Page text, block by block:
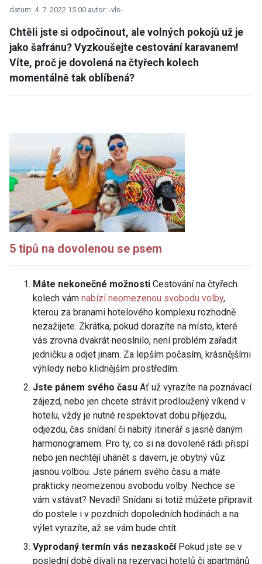
datum: 4. 7. 2022 15:00 autor: -vls-
Chtěli jste si odpočinout, ale volných pokojů už je
jako šafránu? Vyzkoušejte cestování karavanem!
Víte, proč je dovolená na čtyřech kolech
momentálně tak oblíbená?
5 tipů na dovolenou se psem
Máte nekonečné možnosti Cestování na čtyřech
kolech vám nabízí neomezenou svobodu volby,
kterou za branami hotelového komplexu rozhodně
nezažijete. Zkrátka, pokud dorazíte na místo, které
vás zrovna dvakrát neoslnilo, není problém zařadit
jedničku a odjet jinam. Za lepším počasím, krásnějšími
výhledy nebo klidnějším prostředím.
Jste pánem svého času Ať už vyrazíte na poznávací
zájezd, nebo jen chcete strávit prodloužený víkend v
hotelu, vždy je nutné respektovat dobu příjezdu,
odjezdu, čas snídaní či nabitý itinerář s jasně daným
harmonogramem. Pro ty, co si na dovolené rádi přispí
nebo jen nechtějí uhánět s davem, je obytný vůz
jasnou volbou. Jste pánem svého času a máte
prakticky neomezenou svobodu volby. Nechce se
vám vstávat? Nevadí! Snídani si totiž můžete připravit
do postele i v pozdních dopoledních hodinách a na
výlet vyrazíte, až se vám bude chtít.
Vyprodaný termín vás nezaskočí Pokud jste se v
poslední době dívali na rezervaci hotelů či apartmánů